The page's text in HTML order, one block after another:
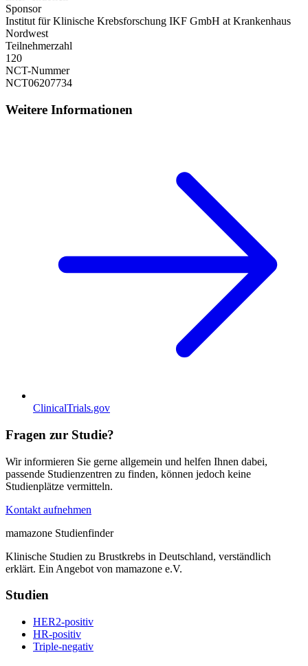
Sponsor
Institut für Klinische Krebsforschung IKF GmbH at Krankenhaus
Nordwest
Teilnehmerzahl
120
NCT-Nummer
NCT06207734
Weitere Informationen
ClinicalTrials.gov
Fragen zur Studie?
Wir informieren Sie gerne allgemein und helfen Ihnen dabei,
passende Studienzentren zu finden, können jedoch keine
Studienplätze vermitteln.
Kontakt aufnehmen
mamazone Studienfinder
Klinische Studien zu Brustkrebs in Deutschland, verständlich
erklärt. Ein Angebot von mamazone e.V.
Studien
HER2-positiv
HR-positiv
Triple-negativ